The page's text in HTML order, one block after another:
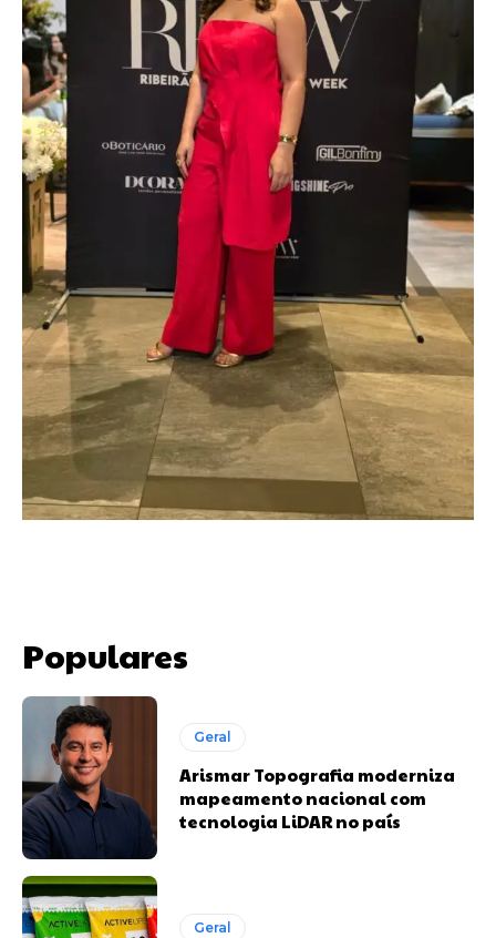
Populares
Geral
Arismar Topografia moderniza
mapeamento nacional com
tecnologia LiDAR no país
Geral